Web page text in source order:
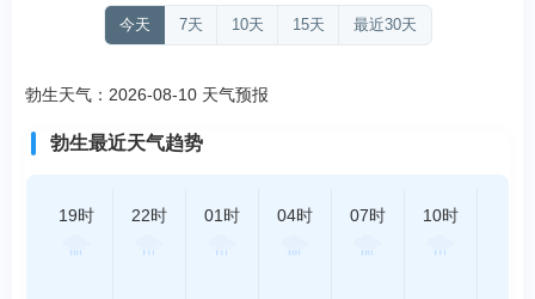
今天 7天 10天 15天 最近30天
勃生天气：2026-08-10 天气预报
勃生最近天气趋势
19时 22时 01时 04时 07时 10时